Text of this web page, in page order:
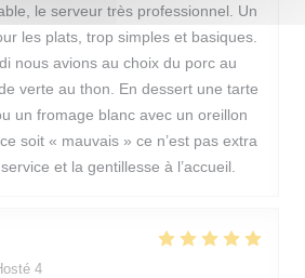
le serveur très professionnel. Un
les plats, trop simples et basiques.
nous avions au choix du porc au
verte au thon. En dessert une tarte
un fromage blanc avec un oreillon
soit « mauvais » ce n’est pas extra
et la gentillesse à l’accueil.
4